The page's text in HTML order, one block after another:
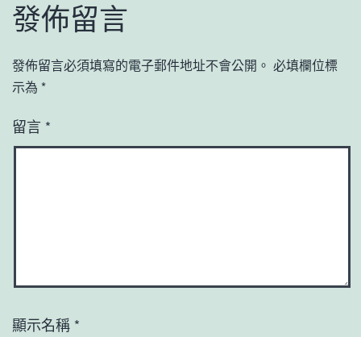
發佈留言
發佈留言必須填寫的電子郵件地址不會公開。 必填欄位標
示為 *
留言 *
顯示名稱 *